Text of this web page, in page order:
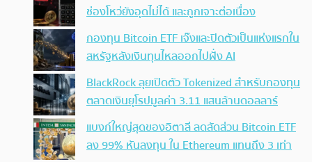
ช่องโหว่ยังอุดไม่ได้ และถูกเจาะต่อเนื่อง
กองทุน Bitcoin ETF เจ๊งและปิดตัวเป็นแห่งแรกใน
สหรัฐหลังเงินทุนไหลออกไปฝั่ง AI
BlackRock ลุยเปิดตัว Tokenized สำหรับกองทุน
ตลาดเงินยุโรปมูลค่า 3.11 แสนล้านดอลลาร์
แบงก์ใหญ่สุดของอิตาลี ลดสัดส่วน Bitcoin ETF
ลง 99% หันลงทุน ใน Ethereum แทนถึง 3 เท่า